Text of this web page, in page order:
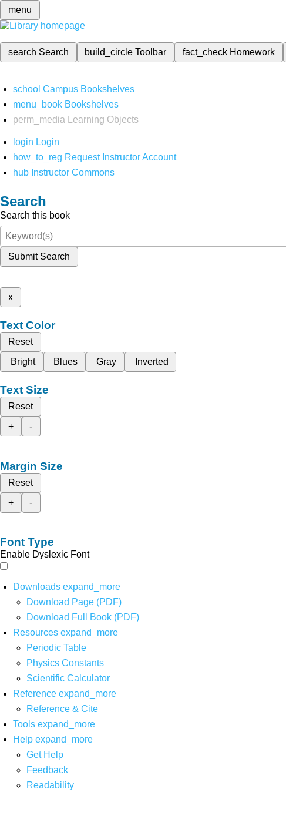
menu
search Search build_circleToolbar fact_check Homework
school Campus Bookshelves
menu_book Bookshelves
perm_media
Learning Objects
login Login
how_to_reg Request Instructor Account
hub Instructor Commons
Search
Search this book
Submit Search
x
Text Color
Reset
Bright
Blues Gray Inverted
Text Size
Reset
+
-
Margin Size
Reset
+
-
Font Type
Enable Dyslexic Font
Downloads expand_more
Download Page (PDF)
Download Full Book (PDF)
Resources expand_more
Periodic Table
Physics Constants
Scientific Calculator
Reference expand_more
Reference & Cite
Tools expand_more
Help expand_more
Get Help
Feedback
Readability